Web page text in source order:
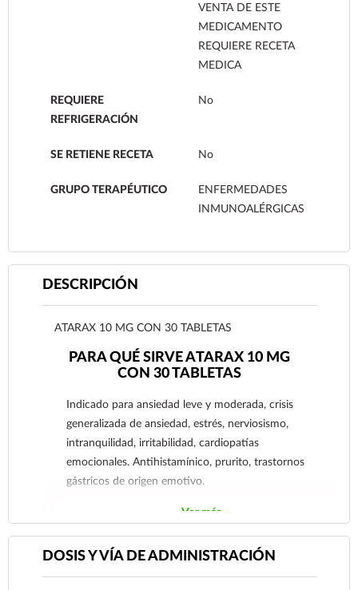
VENTA DE ESTE
MEDICAMENTO
REQUIERE RECETA
MEDICA
REQUIERE
REFRIGERACIÓN
No
SE RETIENE RECETA No
GRUPO TERAPÉUTICO
ENFERMEDADES
INMUNOALÉRGICAS
DESCRIPCIÓN
ATARAX 10 MG CON 30 TABLETAS
PARA QUÉ SIRVE ATARAX 10 MG
CON 30 TABLETAS
Indicado para ansiedad leve y moderada, crisis
generalizada de ansiedad, estrés, nerviosismo,
intranquilidad, irritabilidad, cardiopatías
emocionales. Antihistamínico, prurito, trastornos
gástricos de origen emotivo.
Ver más
DOSIS Y VÍA DE ADMINISTRACIÓN